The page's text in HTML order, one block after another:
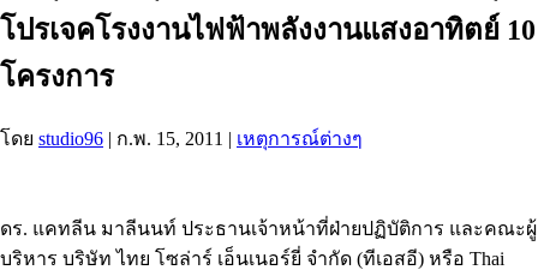
โปรเจคโรงงานไฟฟ้าพลังงานแสงอาทิตย์ 10
โครงการ
โดย studio96 | ก.พ. 15, 2011 | เหตุการณ์ต่างๆ
ดร. แคทลีน มาลีนนท์ ประธานเจ้าหน้าที่ฝ่ายปฏิบัติการ และคณะผู้
บริหาร บริษัท ไทย โซล่าร์ เอ็นเนอร์ยี่ จำกัด (ทีเอสอี) หรือ Thai